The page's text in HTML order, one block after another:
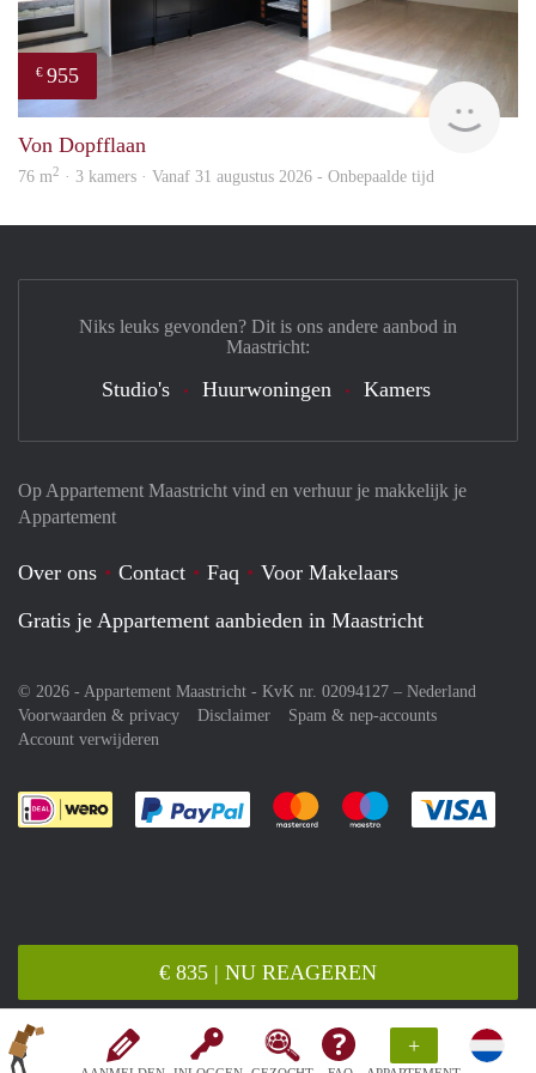
+
€ 835 | NU REAGEREN
€ 955
Von Dopfflaan
76 m2 · 3 kamers · Vanaf 31 augustus 2026 - Onbepaalde tijd
Op Appartement Maastricht vind en verhuur je makkelijk je
Appartement
Over ons Contact Faq
Voor Makelaars
Gratis je Appartement aanbieden in Maastricht
© 2026 - Appartement Maastricht - KvK nr. 02094127 – Nederland
Voorwaarden & privacy
Disclaimer
Spam & nep-accounts
Account verwijderen
Je rekent gemakkelijk af met Paypal
Je rekent gemakkelijk af met
Je rekent
Niks leuks gevonden? Dit is ons andere aanbod in
Maastricht:
Studio's Huurwoningen Kamers